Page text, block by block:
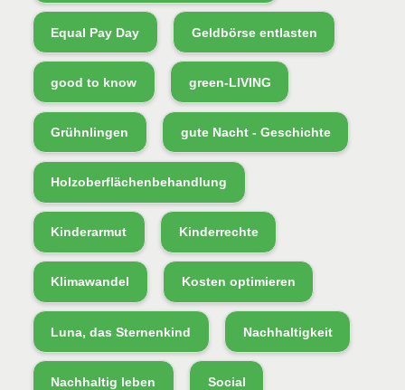
Equal Pay Day Geldbörse entlasten
good to know green-LIVING
Grühnlingen gute Nacht - Geschichte
Holzoberflächenbehandlung
Kinderarmut Kinderrechte
Klimawandel Kosten optimieren
Luna, das Sternenkind Nachhaltigkeit
Nachhaltig leben Social